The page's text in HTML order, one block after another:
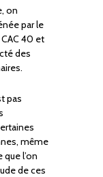
on
par le
40 et
des
pas
même
l’on
de ces